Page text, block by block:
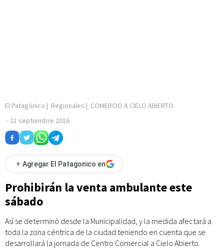
El Patagónico | Regionales | COMERCIO A CIELO ABIERTO
- 21 septiembre 2016
+ Agregar El Patagonico en
Prohibirán la venta ambulante este
sábado
Así se determinó desde la Municipalidad, y la medida afectará a
toda la zona céntrica de la ciudad teniendo en cuenta que se
desarrollará la jornada de Centro Comercial a Cielo Abierto.